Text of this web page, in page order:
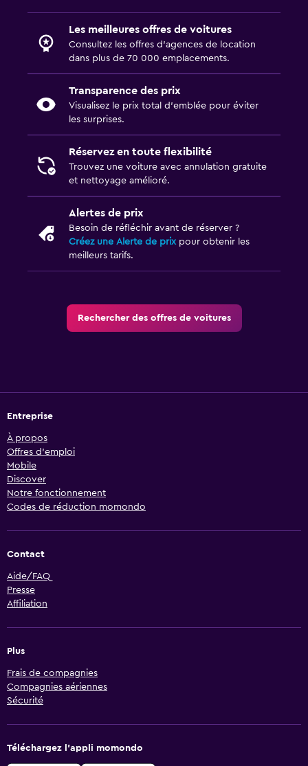
Les meilleures offres de voitures
Consultez les offres d’agences de location
dans plus de 70 000 emplacements.
Transparence des prix
Visualisez le prix total d’emblée pour éviter
les surprises.
Réservez en toute flexibilité
Trouvez une voiture avec annulation gratuite
et nettoyage amélioré.
Alertes de prix
Besoin de réfléchir avant de réserver ?
Créez une Alerte de prixpour obtenir les
meilleurs tarifs.
Rechercher des offres de voitures
Entreprise
À propos
Offres d’emploi
Mobile
Discover
Notre fonctionnement
Codes de réduction momondo
Contact
Aide/FAQ
Presse
Affiliation
Plus
Frais de compagnies
Compagnies aériennes
Sécurité
Téléchargez l’appli momondo